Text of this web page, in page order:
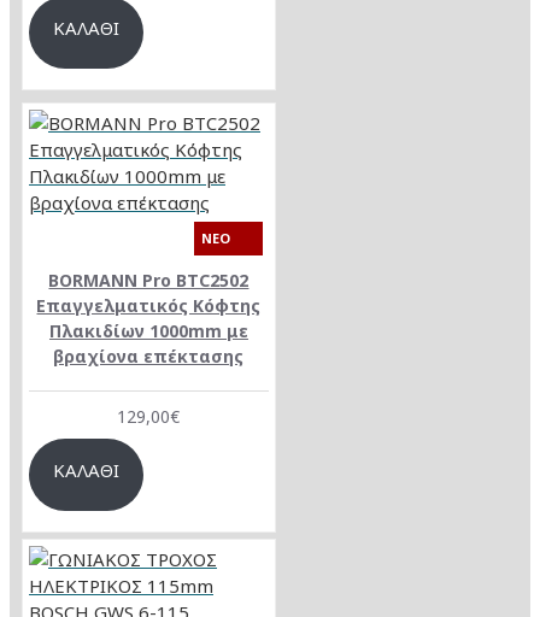
ΚΑΛΆΘΙ
NEO
BORMANN Pro BTC2502
Επαγγελματικός Κόφτης
Πλακιδίων 1000mm με
βραχίονα επέκτασης
129,00€
ΚΑΛΆΘΙ